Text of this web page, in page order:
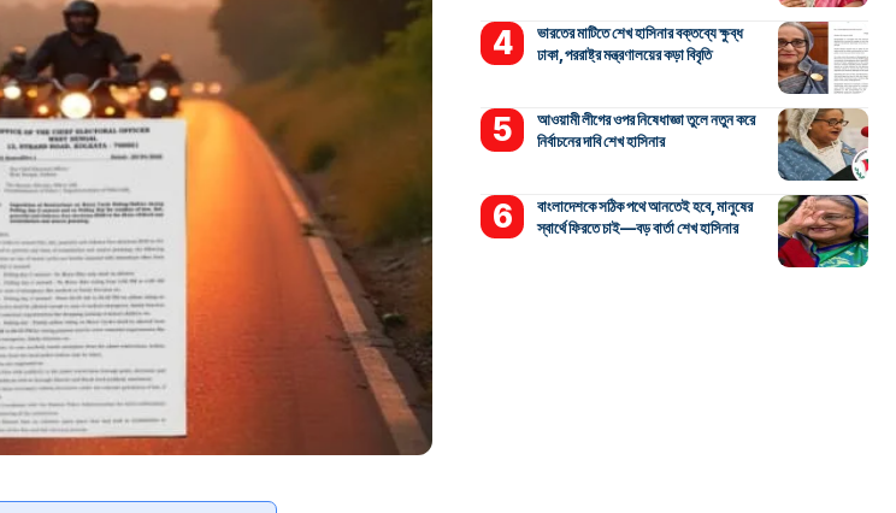
ভারতের মাটিতে শেখ হাসিনার বক্তব্যে ক্ষুব্ধ
ঢাকা, পররাষ্ট্র মন্ত্রণালয়ের কড়া বিবৃতি
আওয়ামী লীগের ওপর নিষেধাজ্ঞা তুলে নতুন করে
নির্বাচনের দাবি শেখ হাসিনার
বাংলাদেশকে সঠিক পথে আনতেই হবে, মানুষের
স্বার্থে ফিরতে চাই—বড় বার্তা শেখ হাসিনার